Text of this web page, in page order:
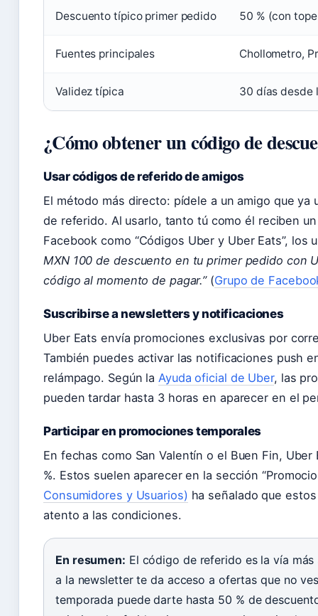
Descuento típico primer pedido 50 % (con
Fuentes principales Chollometro,
Validez típica 30 días desde
¿Cómo obtener un código de
Usar códigos de referido de amigos
El método más directo: pídele a un amigo que
de referido. Al usarlo, tanto tú como él reciben
Facebook como “Códigos Uber y Uber Eats”,
MXN 100 de descuento en tu primer pedido con
código al momento de pagar.”(Grupo de
Suscribirse a newsletters y notificaciones
Uber Eats envía promociones exclusivas por
También puedes activar las notificaciones push
relámpago. Según la Ayuda oficial de Uber, las
pueden tardar hasta 3 horas en aparecer en el
Participar en promociones temporales
En fechas como San Valentín o el Buen Fin,
%. Estos suelen aparecer en la sección
Consumidores y Usuarios) ha señalado que
atento a las condiciones.
En resumen: El código de referido es la vía
a la newsletter te da acceso a ofertas que no
temporada puede darte hasta 50 % de